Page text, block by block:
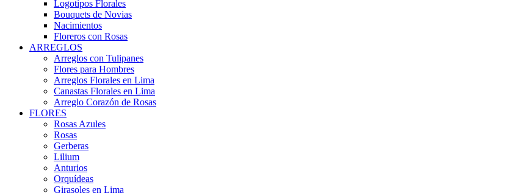
Logotipos Florales
Bouquets de Novias
Nacimientos
Floreros con Rosas
ARREGLOS
Arreglos con Tulipanes
Flores para Hombres
Arreglos Florales en Lima
Canastas Florales en Lima
Arreglo Corazón de Rosas
FLORES
Rosas Azules
Rosas
Gerberas
Lilium
Anturios
Orquídeas
Girasoles en Lima